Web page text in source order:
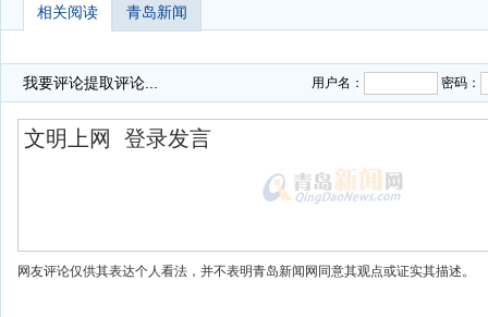
相关阅读 青岛新闻
我要评论提取评论... 用户名： 密码：
网友评论仅供其表达个人看法，并不表明青岛新闻网同意其观点或证实其描述。